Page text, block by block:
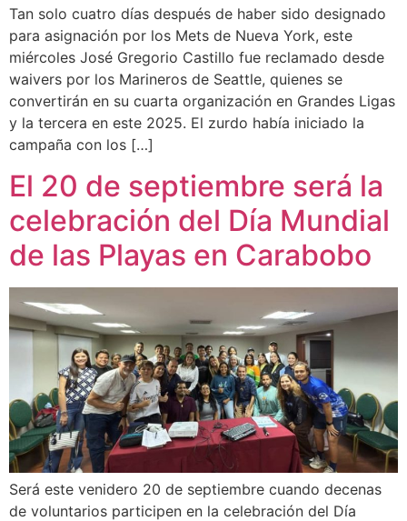
Tan solo cuatro días después de haber sido designado
para asignación por los Mets de Nueva York, este
miércoles José Gregorio Castillo fue reclamado desde
waivers por los Marineros de Seattle, quienes se
convertirán en su cuarta organización en Grandes Ligas
y la tercera en este 2025. El zurdo había iniciado la
campaña con los […]
El 20 de septiembre será la
celebración del Día Mundial
de las Playas en Carabobo
Será este venidero 20 de septiembre cuando decenas
de voluntarios participen en la celebración del Día